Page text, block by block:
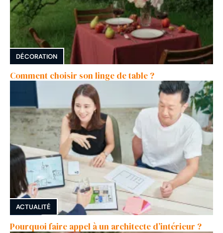
DÉCORATION
Comment choisir son linge de table ?
ACTUALITÉ
Pourquoi faire appel à un architecte d’intérieur ?